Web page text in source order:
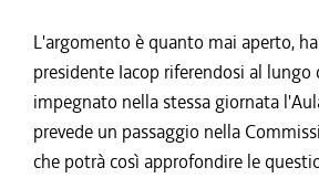
L'argomento è quanto mai aperto,
presidente Iacop riferendosi al
impegnato nella stessa giornata
prevede un passaggio nella
che potrà così approfondire le